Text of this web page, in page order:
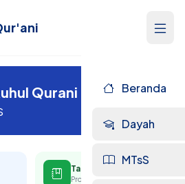
Beranda
Dayah
MTsS
Qurani
Tahfidz
Program Unggulan